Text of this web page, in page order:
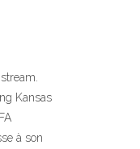
Kansas
à son